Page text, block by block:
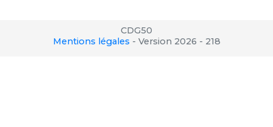
CDG50
Mentions légales - Version 2026 - 218